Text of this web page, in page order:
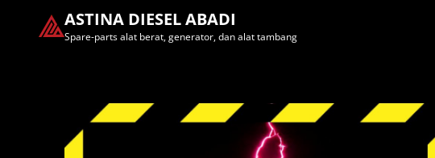
ASTINA DIESEL ABADI
Spare-parts alat berat, generator, dan alat tambang